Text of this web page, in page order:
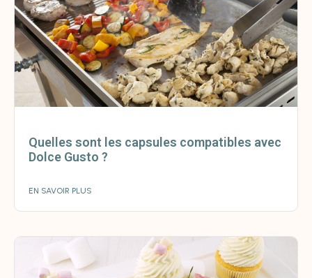
Quelles sont les capsules compatibles avec
Dolce Gusto ?
EN SAVOIR PLUS